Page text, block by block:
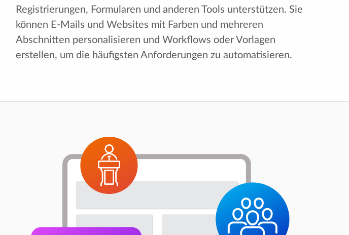
Registrierungen, Formularen und anderen Tools unterstützen. Sie
können E-Mails und Websites mit Farben und mehreren
Abschnitten personalisieren und Workflows oder Vorlagen
erstellen, um die häufigsten Anforderungen zu automatisieren.